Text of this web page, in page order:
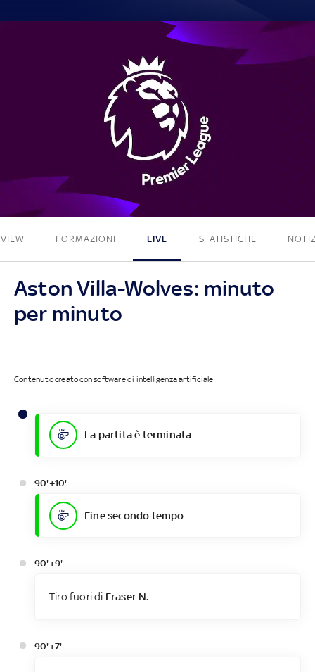
2 - 0
FORMAZIONI LIVE STATISTICHE
Aston Villa-Wolves: minuto
per minuto
Contenuto creato con software di intelligenza artificiale
La partita è terminata
90'+10'
Fine secondo tempo
90'+9'
Tiro fuori di Fraser N.
90'+7'